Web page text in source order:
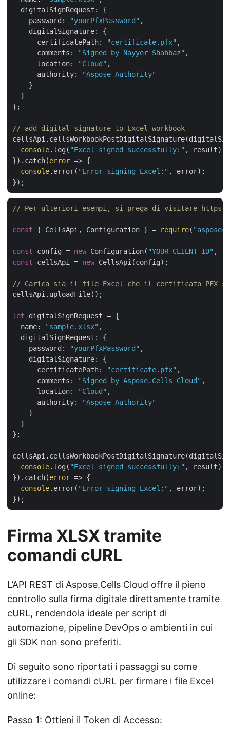
digitalSignRequest : {
password : "yourPfxPassword" ,
digitalSignature: {
certificatePath: "certificate.pfx" ,
comments : "Signed by Nayyer Shahbaz" ,
location: "Cloud" ,
authority:
"Aspose Authority"
    }
  }
};
// add digital signature to Excel workbook
console.log( "Excel signed successfully:" , result);
}).catch(error => {
console.error( "Error signing Excel:" , error);
// Per ulteriori esempi, si prega di visitare https://
const { CellsApi, Configuration } = require(
const config = new Configuration( "YOUR_CLIENT_ID" ,
const cellsApi = new CellsApi(config);
// Carica sia il file Excel che il certificato PFX su
cellsApi.uploadFile();
let digitalSignRequest = {
name: "sample.xlsx" ,
digitalSignRequest : {
password : "yourPfxPassword" ,
digitalSignature: {
certificatePath: "certificate.pfx" ,
comments : "Signed by Aspose.Cells Cloud" ,
location: "Cloud" ,
authority:
"Aspose Authority"
    }
  }
};
console.log( "Excel signed successfully:" , result);
}).catch(error => {
console.error( "Error signing Excel:" , error);
Firma XLSX tramite
comandi cURL
L’API REST di Aspose.Cells Cloud offre il pieno
controllo sulla firma digitale direttamente tramite
cURL, rendendola ideale per script di
automazione, pipeline DevOps o ambienti in cui
gli SDK non sono preferiti.
Di seguito sono riportati i passaggi su come
utilizzare i comandi cURL per firmare i file Excel
online:
Passo 1: Ottieni il Token di Accesso: